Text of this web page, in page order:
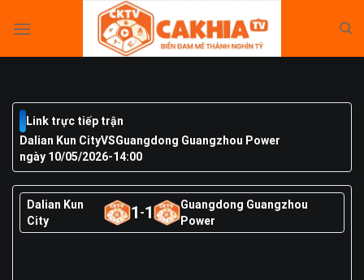
Link trực tiếp trận
Dalian Kun CityVSGuangdong Guangzhou Power
ngày 10/05/2026-14:00
Dalian Kun
City
1 -1
Guangdong Guangzhou
Power